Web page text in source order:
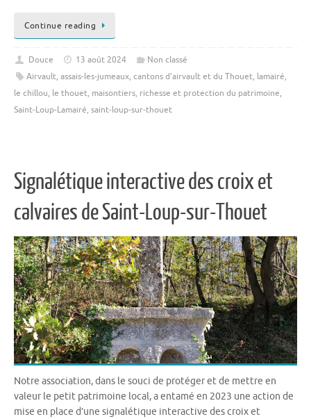
Continue reading
Douce 13 août 2024
Non classé
Airvault, assais-les-jumeaux, cantons d'airvault et du Thouet, lamairé,
le chillou, le thouet, maisontiers, richesse et protection du patrimoine,
Saint-Loup-Lamairé, saint-loup-sur-thouet
Signalétique interactive des croix et
calvaires de Saint-Loup-sur-Thouet
Notre association, dans le souci de protéger et de mettre en
valeur le petit patrimoine local, a entamé en 2023 une action de
mise en place d’une signalétique interactive des croix et